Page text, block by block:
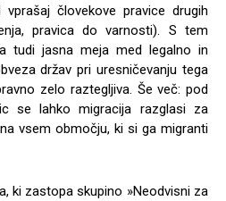
človekove pravice drugih
pravica do varnosti). S tem
tudi jasna meja med legalno in
držav pri uresničevanju tega
zelo raztegljiva. Še več: pod
se lahko migracija razglasi za
vsem območju, ki si ga migranti
ki zastopa skupino »Neodvisni za